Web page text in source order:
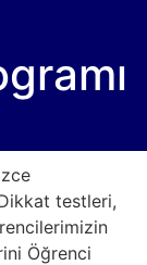
testleri,
Öğrenci